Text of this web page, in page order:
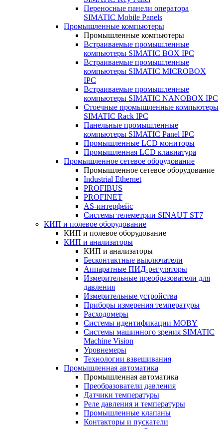
Переносные панели оператора
SIMATIC Mobile Panels
Промышленные компьютеры
Промышленные компьютеры
Встраиваемые промышленные
компьютеры SIMATIC BOX IPC
Встраиваемые промышленные
компьютеры SIMATIC MICROBOX
IPC
Встраиваемые промышленные
компьютеры SIMATIC NANOBOX IPC
Стоечные промышленные компьютеры
SIMATIC Rack IPC
Панельные промышленные
компьютеры SIMATIC Panel IPC
Промышленные LCD мониторы
Промышленная LCD клавиатура
Промышленное сетевое оборудование
Промышленное сетевое оборудование
Industrial Ethernet
PROFIBUS
PROFINET
AS-интерфейс
Системы телеметрии SINAUT ST7
КИП и полевое оборудование
КИП и полевое оборудование
КИП и анализаторы
КИП и анализаторы
Бесконтактные выключатели
Аппаратные ПИД-регуляторы
Измерительные преобразователи для
давления
Измерительные устройства
Приборы измерения температуры
Расходомеры
Системы идентификации MOBY
Системы машинного зрения SIMATIC
Machine Vision
Уровнемеры
Технологии взвешивания
Промышленная автоматика
Промышленная автоматика
Преобразователи давления
Датчики температуры
Реле давления и температуры
Промышленные клапаны
Контакторы и пускатели